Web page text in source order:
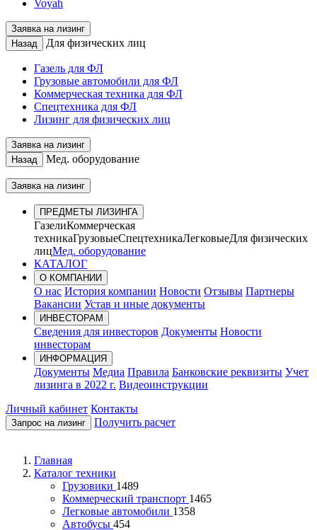
Voyah
Заявка на лизинг
Назад
Для физических лиц
Газель для ФЛ
Грузовые автомобили для ФЛ
Коммерческая техника для ФЛ
Спецтехника для ФЛ
Лизинг для физических лиц
Заявка на лизинг
Назад
Мед. оборудование
Заявка на лизинг
ПРЕДМЕТЫ ЛИЗИНГА
ГазелиКоммерческая
техникаГрузовыеСпецтехникаЛегковыеДля физических
лицМед. оборудование
КАТАЛОГ
О КОМПАНИИ
О нас История компании Новости Отзывы Партнеры
Вакансии Устав и иные документы
ИНВЕСТОРАМ
Сведения для инвесторов Документы Новости
инвесторам
ИНФОРМАЦИЯ
Документы Медиа Правила Банковские реквизиты Учет
лизинга в 2022 г. Видеоинструкции
Личный кабинет Контакты
Запрос на лизинг Получить расчет
Главная
Каталог техники
Грузовики 1489
Коммерческий транспорт 1465
Легковые автомобили 1358
Автобусы 454